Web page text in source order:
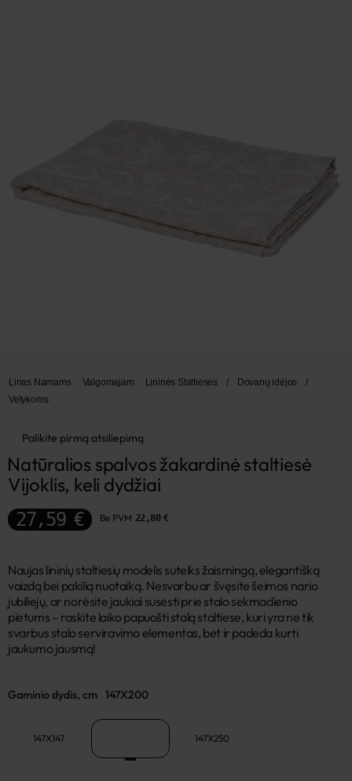
Linas Namams Valgomajam Lininės Staltiesės / Dovanų idėjos
/
Velykoms
Palikite pirmą atsiliepimą
Natūralios spalvos žakardinė staltiesė
Vijoklis, keli dydžiai
27,59 € Be PVM 22,80 €
Naujas lininių staltiesių modelis suteiks žaismingą, elegantišką
vaizdą bei pakilią nuotaiką. Nesvarbu ar švęsite šeimos nario
jubiliejų, ar norėsite jaukiai susėsti prie stalo sekmadienio
pietums – raskite laiko papuošti stalą staltiese, kuri yra ne tik
svarbus stalo serviravimo elementas, bet ir padeda kurti
jaukumo jausmą!
Gaminio dydis, cm 147X200
147X147 147X250